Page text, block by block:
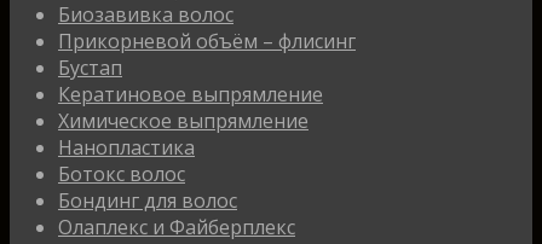
Биозавивка волос
Прикорневой объём – флисинг
Бустап
Кератиновое выпрямление
Химическое выпрямление
Нанопластика
Ботокс волос
Бондинг для волос
Олаплекс и Файберплекс